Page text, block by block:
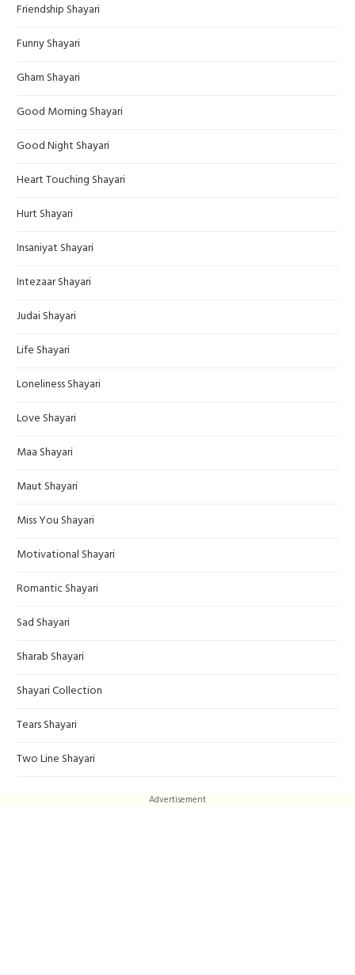
Friendship Shayari
Funny Shayari
Gham Shayari
Good Morning Shayari
Good Night Shayari
Heart Touching Shayari
Hurt Shayari
Insaniyat Shayari
Intezaar Shayari
Judai Shayari
Life Shayari
Loneliness Shayari
Love Shayari
Maa Shayari
Maut Shayari
Miss You Shayari
Motivational Shayari
Romantic Shayari
Sad Shayari
Sharab Shayari
Shayari Collection
Tears Shayari
Two Line Shayari
Advertisement